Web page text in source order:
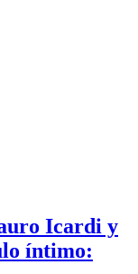
Icardi y
íntimo: